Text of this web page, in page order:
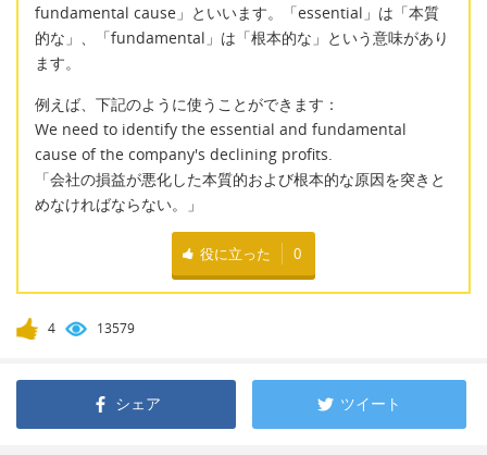
fundamental cause」といいます。「essential」は「本質
的な」、「fundamental」は「根本的な」という意味があり
ます。
例えば、下記のように使うことができます：
We need to identify the essential and fundamental
cause of the company's declining profits.
「会社の損益が悪化した本質的および根本的な原因を突きと
めなければならない。」
役に立った 0
4 13579
シェア ツイート